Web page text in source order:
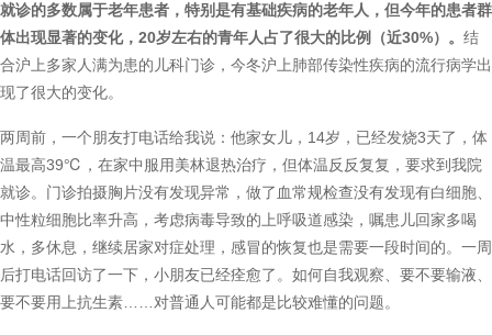
就诊的多数属于老年患者，特别是有基础疾病的老年人，但今年的患者群
体出现显著的变化，20岁左右的青年人占了很大的比例（近30%）。 结
合沪上多家人满为患的儿科门诊，今冬沪上肺部传染性疾病的流行病学出
现了很大的变化。
两周前，一个朋友打电话给我说：他家女儿，14岁，已经发烧3天了，体
温最高39℃，在家中服用美林退热治疗，但体温反反复复，要求到我院
就诊。门诊拍摄胸片没有发现异常，做了血常规检查没有发现有白细胞、
中性粒细胞比率升高，考虑病毒导致的上呼吸道感染，嘱患儿回家多喝
水，多休息，继续居家对症处理，感冒的恢复也是需要一段时间的。一周
后打电话回访了一下，小朋友已经痊愈了。如何自我观察、要不要输液、
要不要用上抗生素……对普通人可能都是比较难懂的问题。